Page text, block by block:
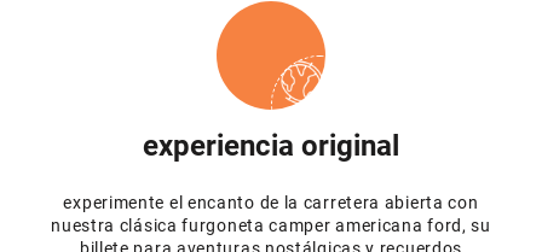
experiencia original
experimente el encanto de la carretera abierta con
nuestra clásica furgoneta camper americana ford, su